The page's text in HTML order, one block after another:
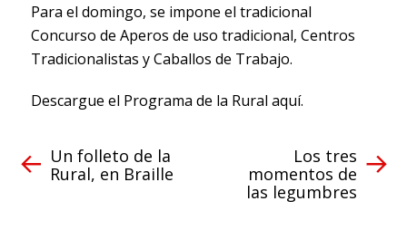
Para el domingo, se impone el tradicional
Concurso de Aperos de uso tradicional, Centros
Tradicionalistas y Caballos de Trabajo.
Descargue el Programa de la Rural aquí.
Un folleto de la
Rural, en Braille
Los tres
momentos de
las legumbres